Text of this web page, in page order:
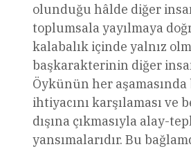
olunduğu hâlde diğer
toplumsala yayılmaya
kalabalık içinde yalnız
başkarakterinin diğer
Öykünün her
ihtiyacını karşılaması ve
dışına çıkmasıyla alay-
yansımalarıdır. Bu